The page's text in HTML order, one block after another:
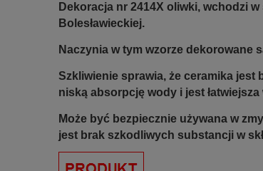
Dekoracja nr 2414X oliwki, wchodzi
Bolesławieckiej.
Naczynia w tym wzorze dekorowane
Szkliwienie sprawia, że ceramika jest
niską absorpcję wody i jest
Może być bezpiecznie używana w
jest brak szkodliwych substancji w